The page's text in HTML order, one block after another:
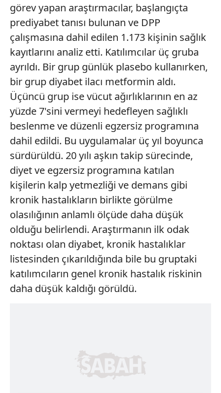
görev yapan araştırmacılar, başlangıçta
prediyabet tanısı bulunan ve DPP
çalışmasına dahil edilen 1.173 kişinin sağlık
kayıtlarını analiz etti. Katılımcılar üç gruba
ayrıldı. Bir grup günlük plasebo kullanırken,
bir grup diyabet ilacı metformin aldı.
Üçüncü grup ise vücut ağırlıklarının en az
yüzde 7'sini vermeyi hedefleyen sağlıklı
beslenme ve düzenli egzersiz programına
dahil edildi. Bu uygulamalar üç yıl boyunca
sürdürüldü. 20 yılı aşkın takip sürecinde,
diyet ve egzersiz programına katılan
kişilerin kalp yetmezliği ve demans gibi
kronik hastalıkların birlikte görülme
olasılığının anlamlı ölçüde daha düşük
olduğu belirlendi. Araştırmanın ilk odak
noktası olan diyabet, kronik hastalıklar
listesinden çıkarıldığında bile bu gruptaki
katılımcıların genel kronik hastalık riskinin
daha düşük kaldığı görüldü.